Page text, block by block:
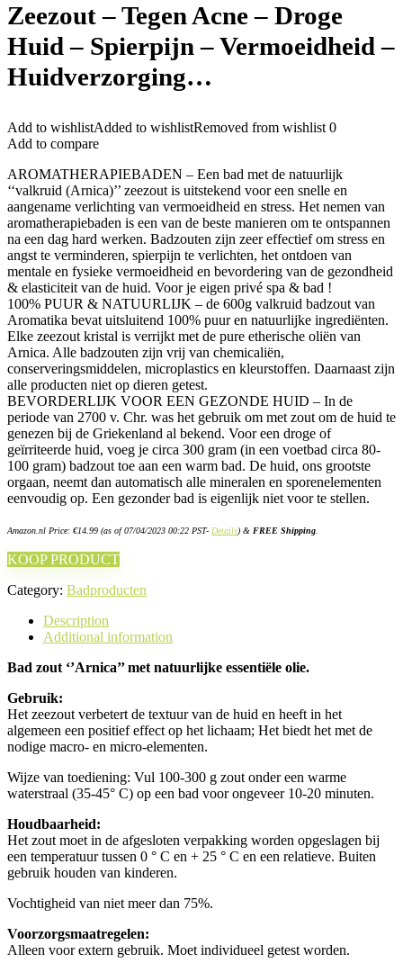
Zeezout – Tegen Acne – Droge
Huid – Spierpijn – Vermoeidheid –
Huidverzorging…
Add to wishlistAdded to wishlistRemoved from wishlist 0
Add to compare
AROMATHERAPIEBADEN – Een bad met de natuurlijk
‘‘valkruid (Arnica)’’ zeezout is uitstekend voor een snelle en
aangename verlichting van vermoeidheid en stress. Het nemen van
aromatherapiebaden is een van de beste manieren om te ontspannen
na een dag hard werken. Badzouten zijn zeer effectief om stress en
angst te verminderen, spierpijn te verlichten, het ontdoen van
mentale en fysieke vermoeidheid en bevordering van de gezondheid
& elasticiteit van de huid. Voor je eigen privé spa & bad !
100% PUUR & NATUURLIJK – de 600g valkruid badzout van
Aromatika bevat uitsluitend 100% puur en natuurlijke ingrediënten.
Elke zeezout kristal is verrijkt met de pure etherische oliën van
Arnica. Alle badzouten zijn vrij van chemicaliën,
conserveringsmiddelen, microplastics en kleurstoffen. Daarnaast zijn
alle producten niet op dieren getest.
BEVORDERLIJK VOOR EEN GEZONDE HUID – In de
periode van 2700 v. Chr. was het gebruik om met zout om de huid te
genezen bij de Griekenland al bekend. Voor een droge of
geïrriteerde huid, voeg je circa 300 gram (in een voetbad circa 80-
100 gram) badzout toe aan een warm bad. De huid, ons grootste
orgaan, neemt dan automatisch alle mineralen en sporenelementen
eenvoudig op. Een gezonder bad is eigenlijk niet voor te stellen.
Amazon.nl Price: €14.99 (as of 07/04/2023 00:22 PST- Details) & FREE Shipping
KOOP PRODUCT
Category: Badproducten
Description
Additional information
Bad zout ‘’Arnica’’ met natuurlijke essentiële olie.
Gebruik:
Het zeezout verbetert de textuur van de huid en heeft in het
algemeen een positief effect op het lichaam; Het biedt het met de
nodige macro- en micro-elementen.
Wijze van toediening: Vul 100-300 g zout onder een warme
waterstraal (35-45° С) op een bad voor ongeveer 10-20 minuten.
Houdbaarheid:
Het zout moet in de afgesloten verpakking worden opgeslagen bij
een temperatuur tussen 0 ° C en + 25 ° C en een relatieve. Buiten
gebruik houden van kinderen.
Vochtigheid van niet meer dan 75%.
Voorzorgsmaatregelen:
Alleen voor extern gebruik. Moet individueel getest worden.